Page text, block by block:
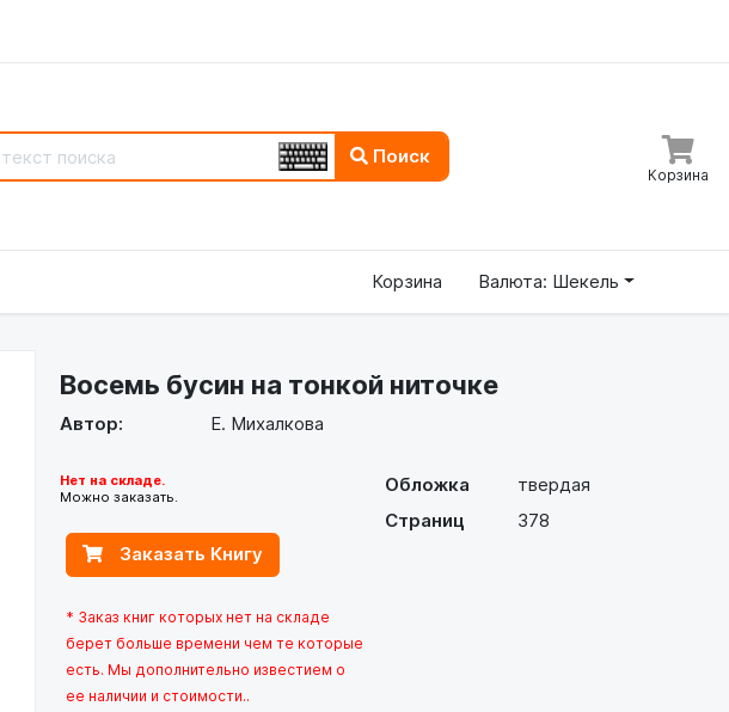
Поиск
Корзина
Корзина Валюта: Шекель
Восемь бусин на тонкой ниточке
Автор: Е. Михалкова
Обложка
твердая
Страниц
378
Нет на складе.
Можно заказать.
Заказать Книгу
* Заказ книг которых нет на складе
берет больше времени чем те которые
есть. Мы дополнительно известием о
ее наличии и стоимости..